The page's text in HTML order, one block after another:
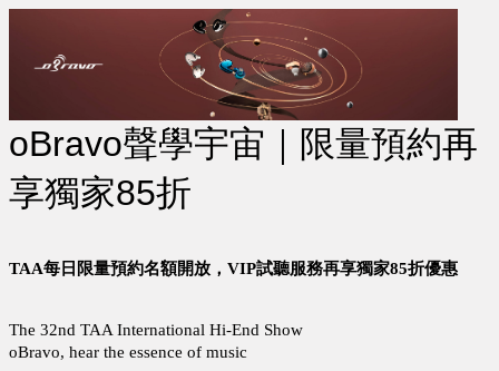
oBravo聲學宇宙｜限量預約再
享獨家85折
TAA每日限量預約名額開放，VIP試聽服務再享獨家85折優惠
The 32nd TAA International Hi-End Show
oBravo, hear the essence of music